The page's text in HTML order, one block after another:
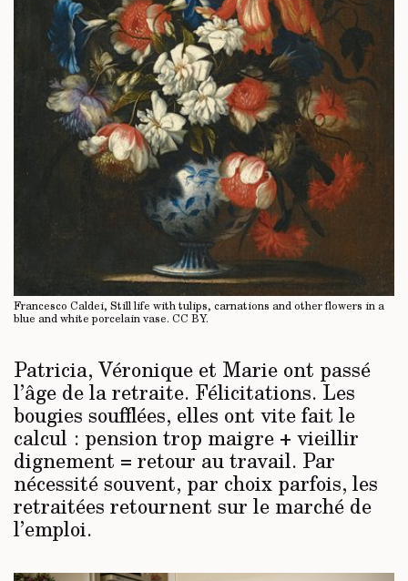
Francesco Caldei, Still life with tulips, carnations and other flowers in a
blue and white porcelain vase. CC BY.
Patricia, Véronique et Marie ont passé
l’âge de la retraite. Félicitations. Les
bougies soufflées, elles ont vite fait le
calcul : pension trop maigre + vieillir
dignement = retour au travail. Par
nécessité souvent, par choix parfois, les
retraitées retournent sur le marché de
l’emploi.